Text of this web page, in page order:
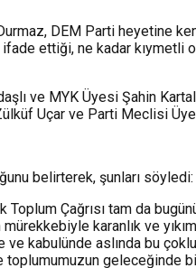
DEM Parti
ettiği, ne kadar kıymetli
ve MYK Üyesi Şahin
Uçar ve Parti Meclisi
belirterek, şunları söyledi:
Çağrısı tam da
karanlık ve
ve kabulünde aslında bu
toplumumuzun geleceğinde